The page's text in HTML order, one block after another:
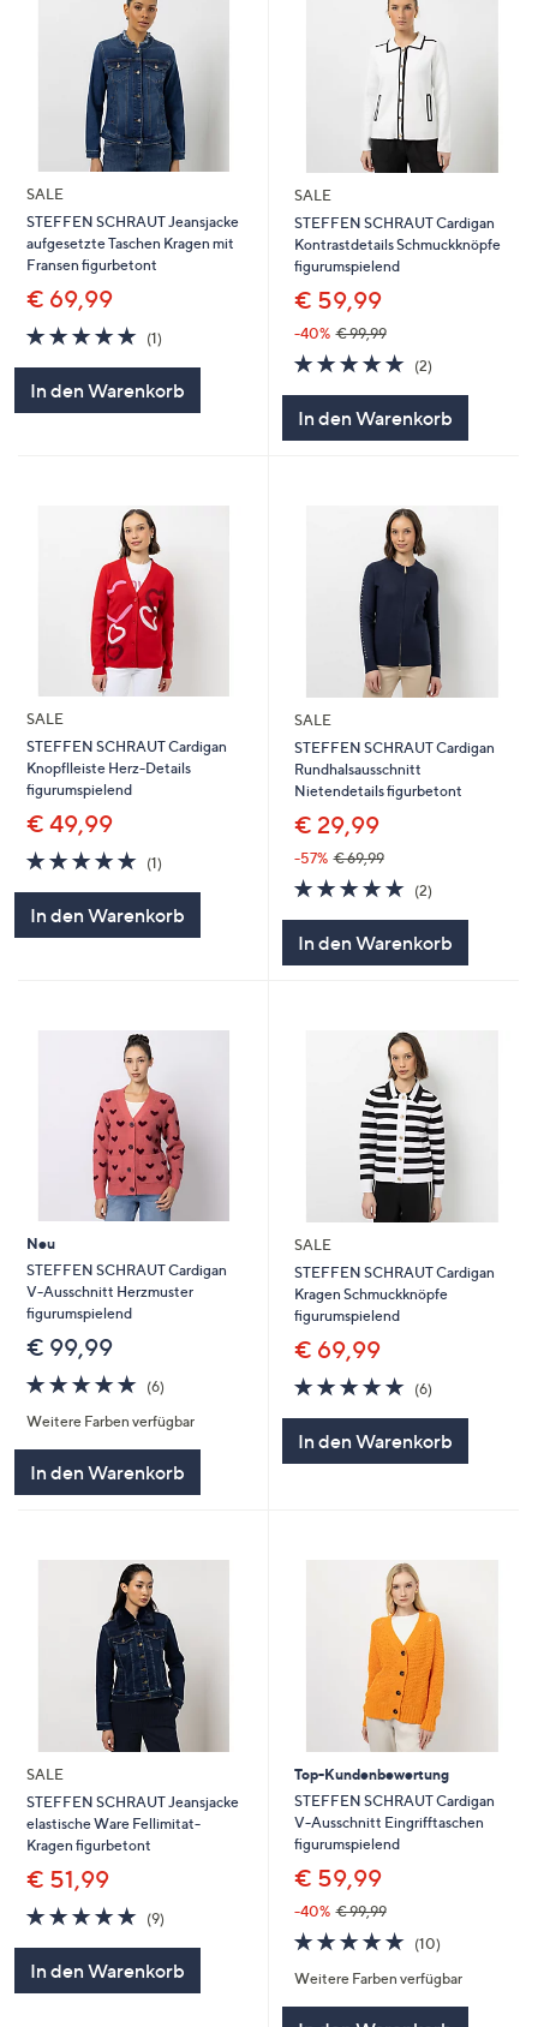
SALE
STEFFEN SCHRAUT Jeansjacke
aufgesetzte Taschen Kragen mit
Fransen figurbetont
€ 69,99
5.0
von
(1)1
In den Warenkorb
SALE
STEFFEN SCHRAUT Cardigan
Kontrastdetails Schmuckknöpfe
figurumspielend
€ 59,99
-40% € 99,99
5.0
von
(2)2
In den Warenkorb
SALE
STEFFEN SCHRAUT Cardigan
Knopflleiste Herz-Details
figurumspielend
€ 49,99
5.0
von
(1)1
In den Warenkorb
SALE
STEFFEN SCHRAUT Cardigan
Rundhalsausschnitt
Nietendetails figurbetont
€ 29,99
-57% € 69,99
5.0
von
(2)2
In den Warenkorb
Neu
STEFFEN SCHRAUT Cardigan
V-Ausschnitt Herzmuster
figurumspielend
€ 99,99
5.0
von
5
(6)6
Weitere Farben verfügbar
In den Warenkorb
SALE
STEFFEN SCHRAUT Cardigan
Kragen Schmuckknöpfe
figurumspielend
€ 69,99
4.8
von
(6)6
In den Warenkorb
SALE
STEFFEN SCHRAUT Jeansjacke
elastische Ware Fellimitat-
Kragen figurbetont
€ 51,99
4.8
von
5
(9)
In den Warenkorb
Top-Kundenbewertung
STEFFEN SCHRAUT Cardigan
V-Ausschnitt Eingrifftaschen
figurumspielend
€ 59,99
-40% € 99,99
4.7
von
5
(10)10
Weitere Farben verfügbar